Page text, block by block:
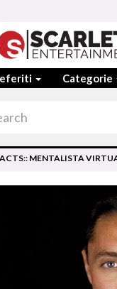
Categorie
ACTS:: MENTALISTA